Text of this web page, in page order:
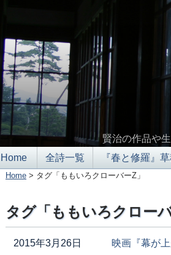
賢治の作品や
Home
全詩一覧 『春と修羅』
Home > タグ「ももいろクローバーZ」
タグ「ももいろクロー
2015年3月26日 映画『幕が